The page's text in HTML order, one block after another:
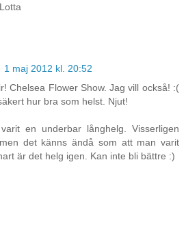
1 maj 2012 kl. 20:52
Chelsea Flower Show. Jag vill också! :(
hur bra som helst. Njut!
en underbar långhelg. Visserligen
det känns ändå som att man varit
är det helg igen. Kan inte bli bättre :)